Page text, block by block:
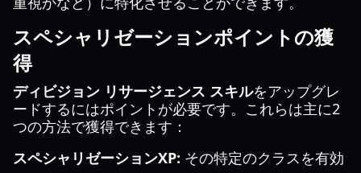
スペシャリゼーションポイントの獲
得
ディビジョン リサージェンス スキルをアップグレ
ードするにはポイントが必要です。これらは主に2
つの方法で獲得できます：
スペシャリゼーションXP: その特定のクラスを有効